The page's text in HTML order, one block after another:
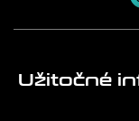
Užitočné